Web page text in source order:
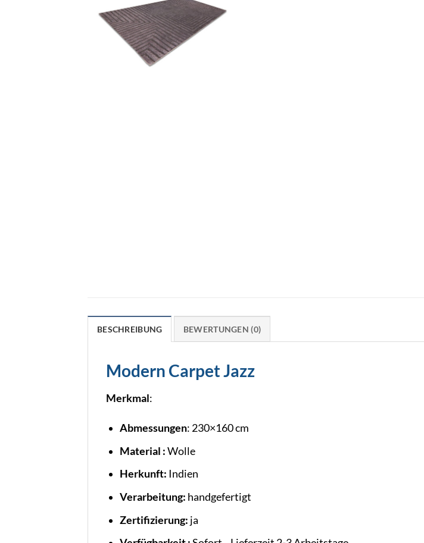
BESCHREIBUNG BEWERTUNGEN (0)
Modern Carpet Jazz
Merkmal:
Abmessungen: 230×160 cm
Material :Wolle
Herkunft: Indien
Verarbeitung: handgefertigt
Zertifizierung: ja